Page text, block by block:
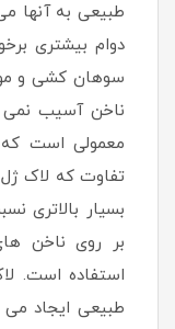
طبیعی به آنها
دوام بیشتری
سوهان کشی و
ناخن آسیب نمی
معمولی است که
تفاوت که لاک
بسیار بالاتری
بر روی ناخن
استفاده است.
طبیعی ایجاد